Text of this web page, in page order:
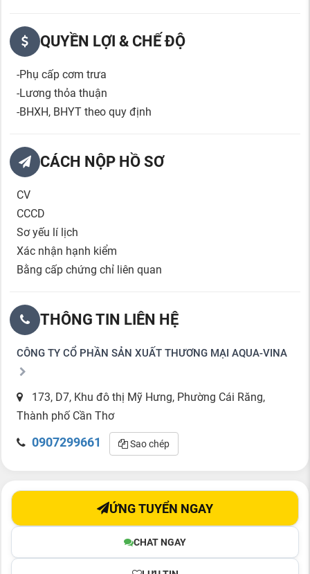
QUYỀN LỢI & CHẾ ĐỘ
-Phụ cấp cơm trưa
-Lương thỏa thuận
-BHXH, BHYT theo quy định
CÁCH NỘP HỒ SƠ
CV
CCCD
Sơ yếu lí lịch
Xác nhận hạnh kiểm
Bằng cấp chứng chỉ liên quan
THÔNG TIN LIÊN HỆ
CÔNG TY CỔ PHẦN SẢN XUẤT THƯƠNG MẠI AQUA-VINA
173, D7, Khu đô thị Mỹ Hưng, Phường Cái Răng,
Thành phố Cần Thơ
0907299661 Sao chép
CHAT NGAY
ỨNG TUYỂN NGAY